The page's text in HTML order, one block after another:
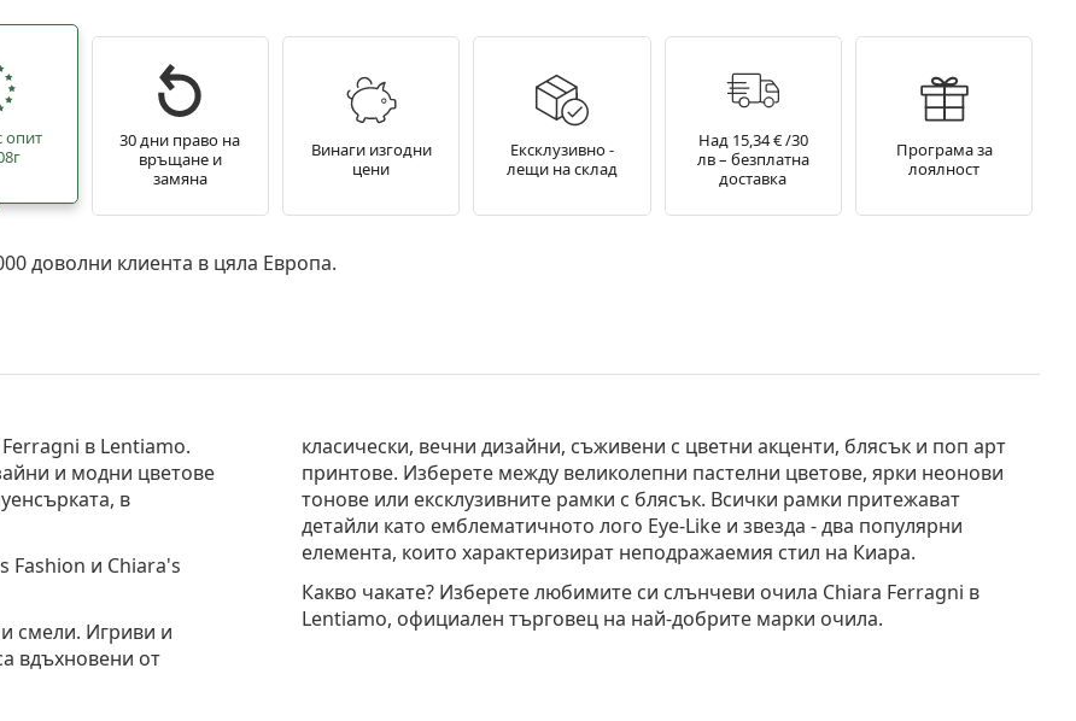
опит
30 дни право на
връщане и
замяна
Винаги изгодни
цени
Ексклузивно -
лещи на склад
Над 15,34 € /30
лв – безплатна
доставка
Програма за
лоялност
доволни клиента в цяла Европа.
в Lentiamo.
и модни цветове
в
Fashion и Chiara's
смели. Игриви и
вдъхновени от
класически, вечни дизайни, съживени с цветни акценти, блясък и поп арт
принтове. Изберете между великолепни пастелни цветове, ярки неонови
тонове или ексклузивните рамки с блясък. Всички рамки притежават
детайли като емблематичното лого Eye-Like и звезда - два популярни
елемента, които характеризират неподражаемия стил на Киара.
Какво чакате? Изберете любимите си слънчеви очила Chiara Ferragni в
Lentiamo, официален търговец на най-добрите марки очила.